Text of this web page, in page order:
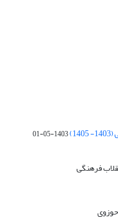
1403-05-01
فرهنگی